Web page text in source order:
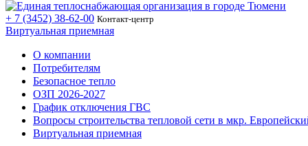
+ 7 (3452) 38-62-00 Контакт-центр
Виртуальная приемная
О компании
Потребителям
Безопасное тепло
ОЗП 2026-2027
График отключения ГВС
Вопросы строительства тепловой сети в мкр.
Виртуальная приемная